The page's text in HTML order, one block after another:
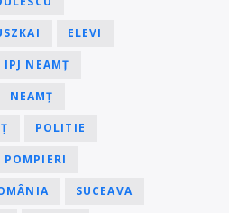
ELEVI
IPJ NEAMȚ
NEAMȚ
POLITIE
POMPIERI
SUCEAVA